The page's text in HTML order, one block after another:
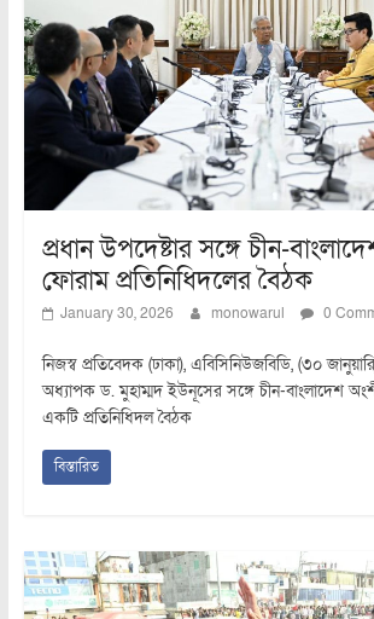
প্রধান উপদেষ্টার সঙ্গে চীন-
ফোরাম প্রতিনিধিদলের বৈঠক
January 30, 2026 monowarul 0
নিজস্ব প্রতিবেদক (ঢাকা), এবিসিনিউজবিডি, (৩০
অধ্যাপক ড. মুহাম্মদ ইউনূসের সঙ্গে চীন-বাংলাদেশ
একটি প্রতিনিধিদল বৈঠক
বিস্তারিত